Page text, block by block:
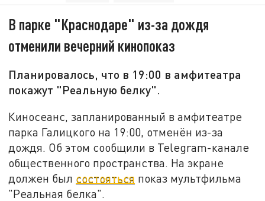
В парке "Краснодаре" из-за дождя
отменили вечерний кинопоказ
Планировалось, что в 19:00 в амфитеатра
покажут "Реальную белку".
Киносеанс, запланированный в амфитеатре
парка Галицкого на 19:00, отменён из-за
дождя. Об этом сообщили в Telegram-канале
общественного пространства. На экране
должен был состояться показ мультфильма
"Реальная белка".